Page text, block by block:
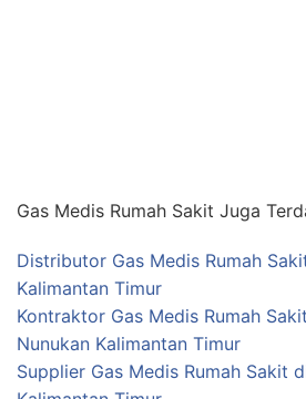
Gas Medis Rumah Sakit Juga
Distributor Gas Medis Rumah
Kalimantan Timur
Kontraktor Gas Medis Rumah
Nunukan Kalimantan Timur
Supplier Gas Medis Rumah Sakit